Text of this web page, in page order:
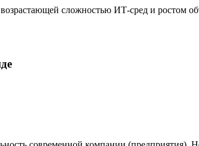
сложностью ИТ-сред и ростом